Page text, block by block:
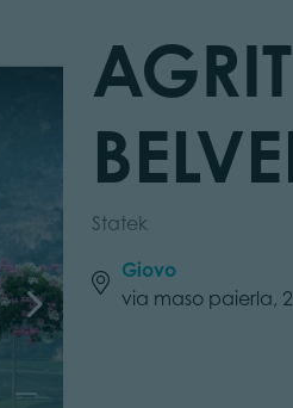
Statek
Giovo
via maso paierla, 2